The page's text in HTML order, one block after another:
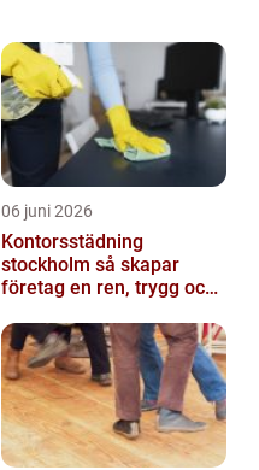
06 juni 2026
Kontorsstädning
stockholm så skapar
företag en ren, trygg och